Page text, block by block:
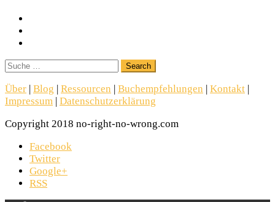
Search
Über | Blog | Ressourcen | Buchempfehlungen | Kontakt |
Impressum | Datenschutzerklärung
Copyright 2018 no-right-no-wrong.com
Facebook
Twitter
Google+
RSS